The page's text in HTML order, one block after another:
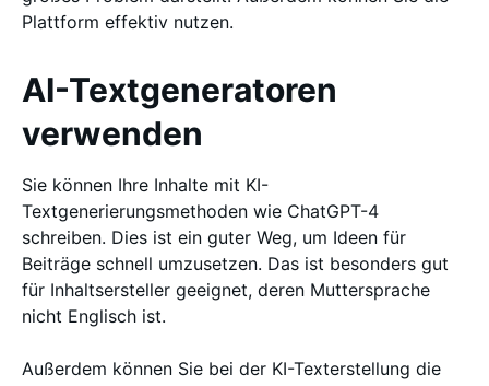
Plattform effektiv nutzen.
AI-Textgeneratoren
verwenden
Sie können Ihre Inhalte mit KI-
Textgenerierungsmethoden wie ChatGPT-4
schreiben. Dies ist ein guter Weg, um Ideen für
Beiträge schnell umzusetzen. Das ist besonders gut
für Inhaltsersteller geeignet, deren Muttersprache
nicht Englisch ist.
Außerdem können Sie bei der KI-Texterstellung die